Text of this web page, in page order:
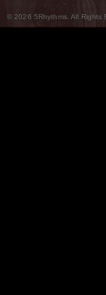
© 2026 5Rhythms. All Rights